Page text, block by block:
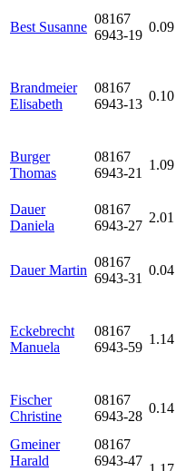
Best Susanne
08167
6943-19
0.09
Brandmeier
Elisabeth
08167
6943-13
0.10
Burger
Thomas
08167
6943-21
1.09
Dauer
Daniela
08167
6943-27
2.01
Dauer Martin
08167
6943-31
0.04
Eckebrecht
Manuela
08167
6943-59
1.14
Fischer
Christine
08167
6943-28
0.14
Gmeiner
Harald
08167
6943-47